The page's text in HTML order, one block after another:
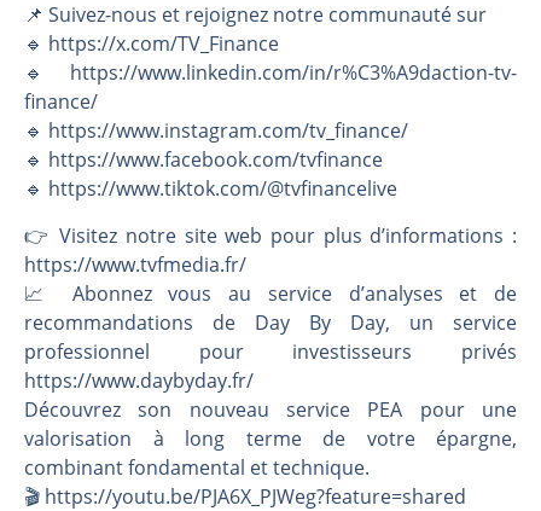
📌 Suivez-nous et rejoignez notre communauté sur
🔹 https://x.com/TV_Finance
🔹 https://www.linkedin.com/in/r%C3%A9daction-tv-
finance/
🔹 https://www.instagram.com/tv_finance/
🔹 https://www.facebook.com/tvfinance
🔹 https://www.tiktok.com/@tvfinancelive
👉️ Visitez notre site web pour plus d’informations :
https://www.tvfmedia.fr/
📈 Abonnez vous au service d’analyses et de
recommandations de Day By Day, un service
professionnel pour investisseurs privés
https://www.daybyday.fr/
Découvrez son nouveau service PEA pour une
valorisation à long terme de votre épargne,
combinant fondamental et technique.
🎬️ https://youtu.be/PJA6X_PJWeg?feature=shared